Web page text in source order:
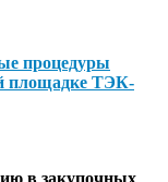
процедуры
площадке ТЭК-
в закупочных